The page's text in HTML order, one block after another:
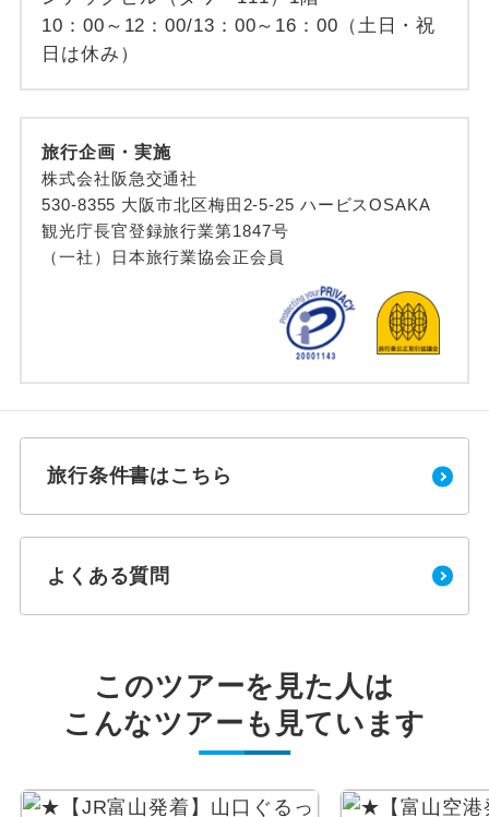
10：00～12：00/13：00～16：00（土日・祝
日は休み）
旅行企画・実施
株式会社阪急交通社
530-8355 大阪市北区梅田2-5-25 ハービスOSAKA
観光庁長官登録旅行業第1847号
（一社）日本旅行業協会正会員
旅行条件書はこちら
よくある質問
このツアーを見た人は
こんなツアーも見ています